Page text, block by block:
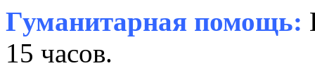
Гуманитарная помощь:
15 часов.